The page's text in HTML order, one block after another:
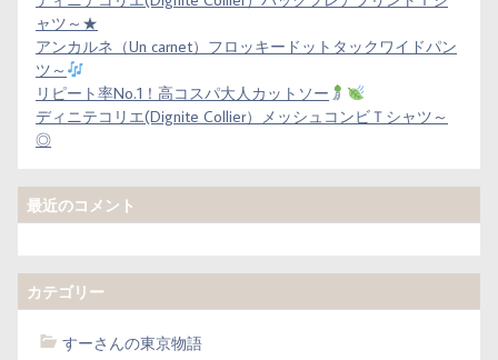
ャツ～★
アンカルネ（Un carnet）フロッキードットタックワイドパン
ツ～
リピート率No.1！高コスパ大人カットソー
ディニテコリエ(Dignite Collier）メッシュコンビＴシャツ～
◎
最近のコメント
カテゴリー
すーさんの東京物語